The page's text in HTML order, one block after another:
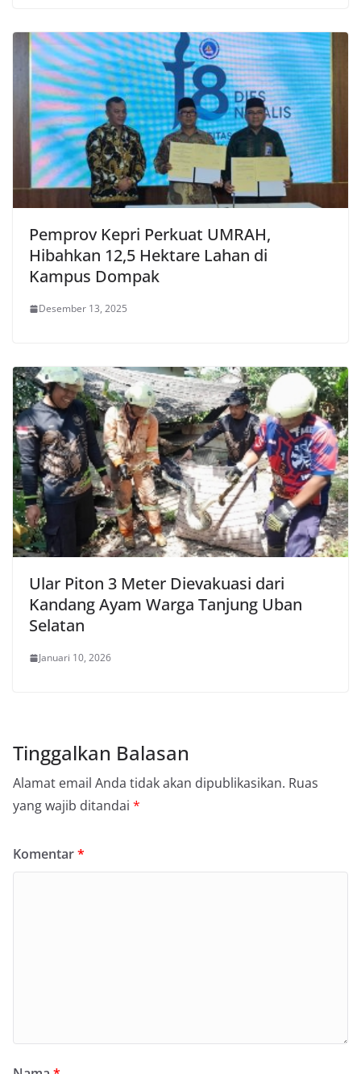
Pemprov Kepri Perkuat UMRAH,
Hibahkan 12,5 Hektare Lahan di
Kampus Dompak
Desember 13, 2025
Ular Piton 3 Meter Dievakuasi dari
Kandang Ayam Warga Tanjung Uban
Selatan
Januari 10, 2026
Tinggalkan Balasan
Alamat email Anda tidak akan dipublikasikan. Ruas
yang wajib ditandai *
Komentar*